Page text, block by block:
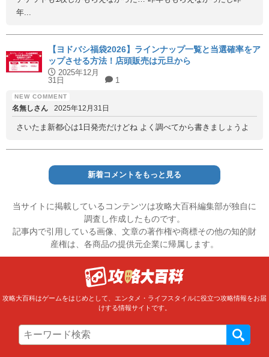
年...
【ヨドバシ福袋2026】ラインナップ一覧と当選確率をア
ップさせる方法！店頭販売は元旦から
2025年12月
31日
1
名無しさん 2025年12月31日
さいたま新都心は1日発売だけどね よく調べてから書きましょうよ
新着コメントをもっと見る
当サイトに掲載しているコンテンツは攻略大百科編集部が独自に
調査し作成したものです。
記事内で引用している画像、文章の著作権や商標その他の知的財
産権は、各商品の提供元企業に帰属します。
攻略大百科はゲームをはじめとして、エンタメ・ライフスタイルに役立つ攻略情報をお届
けする情報サイトです。